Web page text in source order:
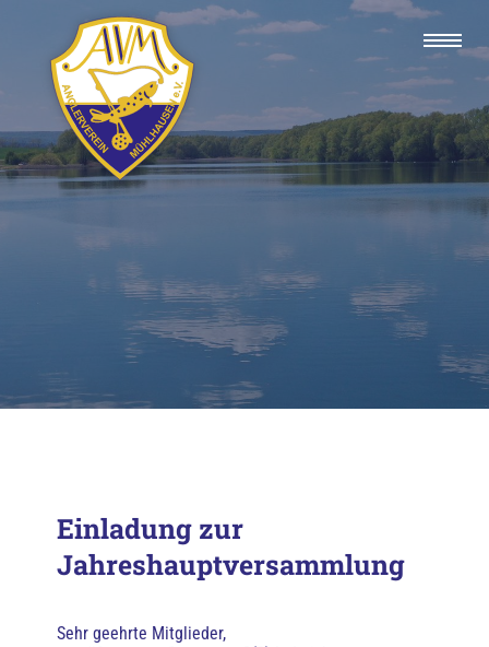
Einladung zur
Jahreshauptversammlung
Sehr geehrte Mitglieder,